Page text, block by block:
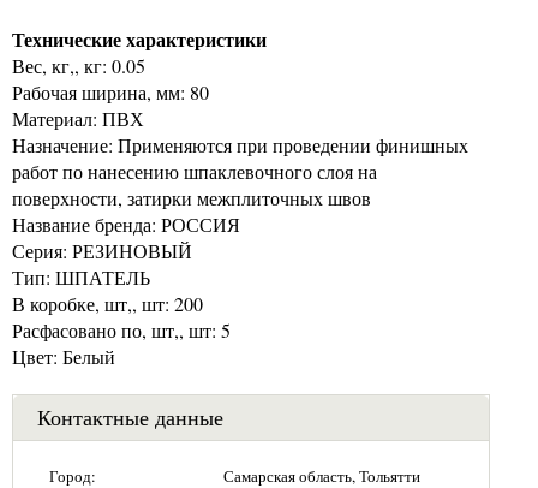
Технические характеристики
Вес, кг,, кг: 0.05
Рабочая ширина, мм: 80
Материал: ПВХ
Назначение: Применяются при проведении финишных
работ по нанесению шпаклевочного слоя на
поверхности, затирки межплиточных швов
Название бренда: РОССИЯ
Серия: РЕЗИНОВЫЙ
Тип: ШПАТЕЛЬ
В коробке, шт,, шт: 200
Расфасовано по, шт,, шт: 5
Цвет: Белый
Контактные данные
Город: Самарская область, Тольятти